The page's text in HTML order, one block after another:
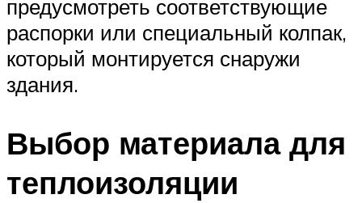
предусмотреть соответствующие
распорки или специальный колпак,
который монтируется снаружи
здания.
Выбор материала для
теплоизоляции